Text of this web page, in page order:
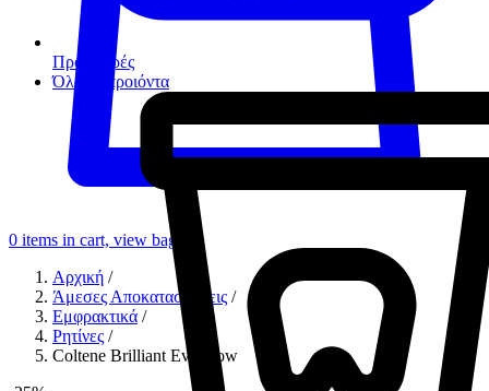
Προσφορές
Όλα τα προιόντα
0 items in cart, view bag
Αρχική /
Άμεσες Αποκαταστάσεις /
Εμφρακτικά /
Ρητίνες /
Coltene Brilliant Everglow